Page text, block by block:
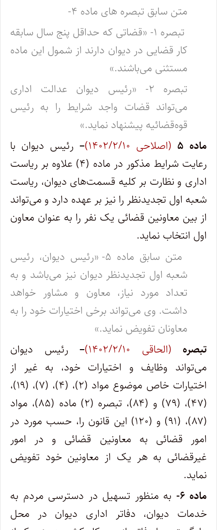
متن سابق تبصره های ماده ۴-
تبصره ۱- «قضاتی که حداقل پنج سال سابقه
کار قضایی در دیوان دارند از شمول این ماده
مستثنی می‌باشند.»
تبصره ۲- «رئیس دیوان عدالت اداری
می‌تواند قضات واجد شرایط را به رئیس
قوه‌قضائیه پیشنهاد نماید.»
ماده ۵ (اصلاحی ۱۴۰۲/۲/۱۰) – رئیس دیوان با
رعایت شرایط مذکور در ماده (۴) علاوه بر ریاست
اداری و نظارت بر کلیه قسمت‌های دیوان، ریاست
شعبه اول تجدیدنظر را نیز بر عهده دارد و می‌تواند
از بین معاونین قضائی یک نفر را به عنوان معاون
اول انتخاب نماید.
متن سابق ماده ۵- «رئیس دیوان، رئیس
شعبه اول تجدیدنظر دیوان نیز می‌باشد و به
تعداد مورد نیاز، معاون و مشاور خواهد
داشت. وی می‌تواند برخی اختیارات خود را به
معاونان تفویض نماید.»
تبصره (الحاقی ۱۴۰۲/۲/۱۰) – رئیس دیوان
می‌تواند وظایف و اختیارات خود، به غیر از
اختیارات خاص موضوع مواد (۲)، (۴)، (۷)، (۱۹)،
(۴۷)، (۷۹) و (۸۴)، تبصره (۲) ماده (۸۵)، مواد
(۸۷)، (۹۱) و (۱۲۰) این قانون را، حسب مورد در
امور قضائی به معاونین قضائی و در امور
غیرقضائی به هر یک از معاونین خود تفویض
نماید.
ماده ۶-
به منظور تسهیل در دسترسی مردم به
خدمات دیوان، دفاتر اداری دیوان در محل